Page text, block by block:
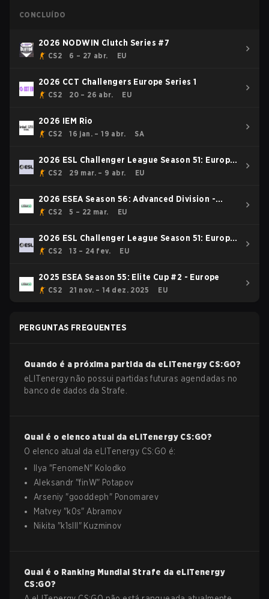
CONCLUÍDO
2026 NODWIN Clutch Series #7
CS2 6 – 27 abr. EU
2026 CCT Challengers Europe Series 1
CS2 20 – 26 abr. EU
2026 IEM Rio
CS2 16 jan. – 19 abr. SA
2026 ESL Challenger League Season 51: Europe
- Cup #3
CS2 29 mar. – 9 abr. EU
2026 ESEA Season 56: Advanced Division -
Europe
CS2 5 – 22 mar. EU
2026 ESL Challenger League Season 51: Europe
- Cup #1
CS2 13 – 24 fev. EU
2025 ESEA Season 55: Elite Cup #2 - Europe
CS2 21 nov. – 14 dez. 2025 EU
PERGUNTAS FREQUENTES
Quando é a próxima partida da eLITenergy CS:GO?
eLITenergy não possui partidas futuras agendadas no
banco de dados da Strafe.
Qual é o elenco atual da eLITenergy CS:GO?
O elenco atual da eLITenergy CS:GO é:
Ilya "FenomeN" Kolodko
Aleksandr "finW" Potapov
Arseniy "gooddeph" Ponomarev
Matvey "k0s" Abramov
Nikita "k1slll " Kuzminov
Qual é o Ranking Mundial Strafe da eLITenergy
CS:GO?